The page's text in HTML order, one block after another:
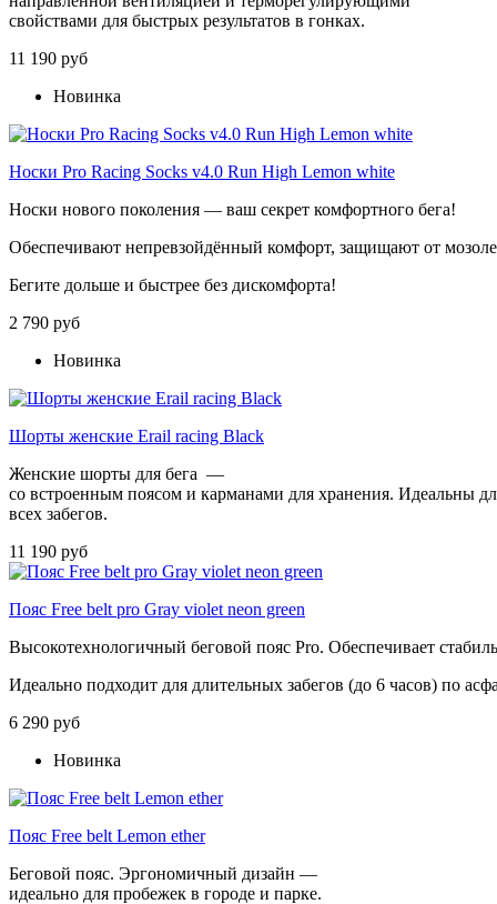
свойствами для быстрых результатов в гонках.
11 190 руб
Новинка
Носки Pro Racing Socks v4.0 Run High Lemon white
Носки нового поколения — ваш секрет комфортного бега!
Обеспечивают непревзойдённый комфорт, защищают от
Бегите дольше и быстрее без дискомфорта!
2 790 руб
Новинка
Шорты женские Еrail racing Black
Женские шорты для бега —
со встроенным поясом и карманами для хранения. Идеальны
всех забегов.
11 190 руб
Пояс Free belt pro Gray violet neon green
Высокотехнологичный беговой пояс Pro. Обеспечивает
Идеально подходит для длительных забегов (до 6 часов) по
6 290 руб
Новинка
Пояс Free belt Lemon ether
Беговой пояс. Эргономичный дизайн —
идеально для пробежек в городе и парке.